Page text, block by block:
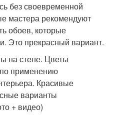
без своевременной
мастера рекомендуют
обоев, которые
Это прекрасный вариант.